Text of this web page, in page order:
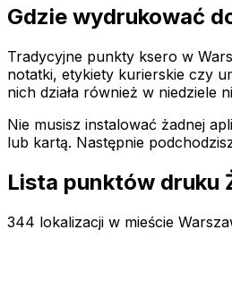
Gdzie wydrukować
Tradycyjne punkty ksero w
notatki, etykiety kurierskie czy
nich działa również w niedziele
Nie musisz instalować żadnej
lub kartą. Następnie
Lista punktów druku
344 lokalizacji w mieście